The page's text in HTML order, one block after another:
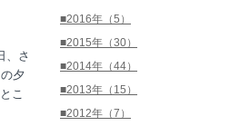
、さ
夕
こ
■2016年（5）
■2015年（30）
■2014年（44）
■2013年（15）
■2012年（7）